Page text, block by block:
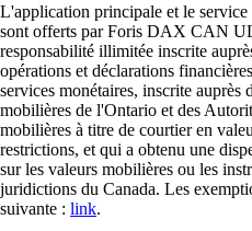
L'application principale et le
sont offerts par Foris DAX CAN
responsabilité illimitée inscrite
opérations et déclarations
services monétaires, inscrite auprès
mobilières de l'Ontario et des
mobilières à titre de courtier en
restrictions, et qui a obtenu une
sur les valeurs mobilières ou les
juridictions du Canada. Les
suivante : link.